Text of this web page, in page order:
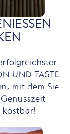
U
UND TASTE
mit dem Sie
kostbar!